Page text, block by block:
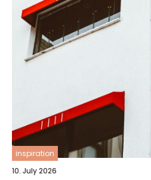
inspiration
10. July 2026